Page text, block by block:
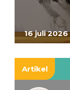
16 juli 2026
Artikel